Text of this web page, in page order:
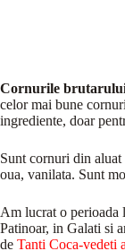
Cornurile
celor mai bune
ingrediente, doar
Sunt cornuri din
oua, vanilata. Sunt
Am lucrat o perioada
Patinoar, in Galati si
de Tanti Coca-vedeti